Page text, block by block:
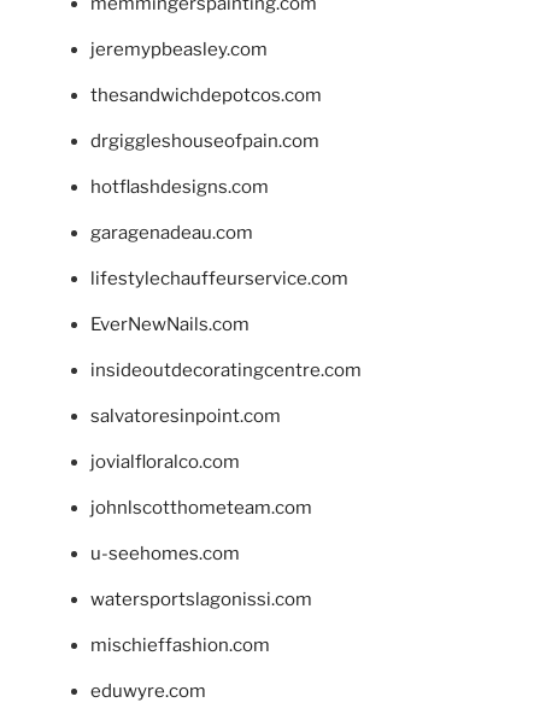
jeremypbeasley.com
thesandwichdepotcos.com
drgiggleshouseofpain.com
hotflashdesigns.com
garagenadeau.com
lifestylechauffeurservice.com
EverNewNails.com
insideoutdecoratingcentre.com
salvatoresinpoint.com
jovialfloralco.com
johnlscotthometeam.com
u-seehomes.com
watersportslagonissi.com
mischieffashion.com
eduwyre.com